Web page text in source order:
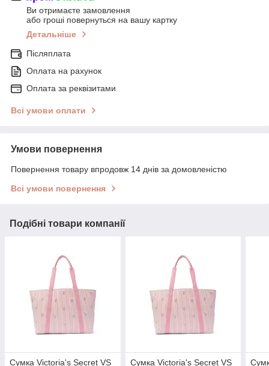
Ви отримаєте замовлення
або гроші повернуться на вашу картку
Детальніше
Післяплата
Оплата на рахунок
Оплата за реквізитами
Всі умови оплати
Умови повернення
Повернення товару впродовж 14 днів за домовленістю
Всі умови повернення
Подібні товари компанії
Сумка Victoria's Secret VS Сумка Victoria's Secret VS